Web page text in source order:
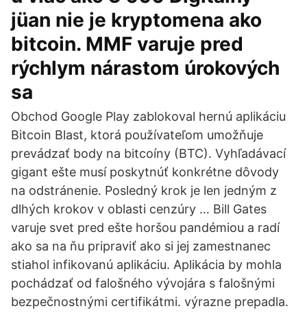
jüan nie je kryptomena ako
bitcoin. MMF varuje pred
rýchlym nárastom úrokových
sa
Obchod Google Play zablokoval hernú aplikáciu
Bitcoin Blast, ktorá používateľom umožňuje
prevádzať body na bitcoíny (BTC). Vyhľadávací
gigant ešte musí poskytnúť konkrétne dôvody
na odstránenie. Posledný krok je len jedným z
dlhých krokov v oblasti cenzúry … Bill Gates
varuje svet pred ešte horšou pandémiou a radí
ako sa na ňu pripraviť ako si jej zamestnanec
stiahol infikovanú aplikáciu. Aplikácia by mohla
pochádzať od falošného vývojára s falošnými
bezpečnostnými certifikátmi. výrazne prepadla.